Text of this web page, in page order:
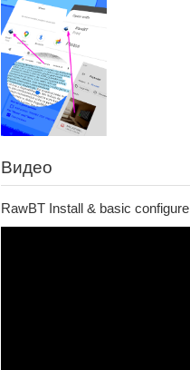
Видео
RawBT Install & basic configure